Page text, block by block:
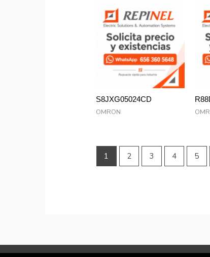
S8JXG05024CD
OMRON
1 2 3 4 5